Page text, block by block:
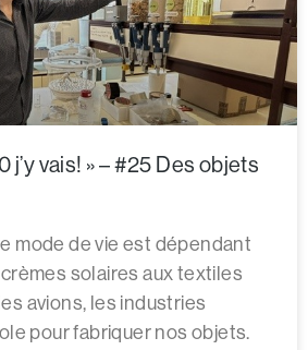
j’y vais! » – #25 Des objets
mode de vie est dépendant
solaires aux textiles
avions, les industries
pour fabriquer nos objets.